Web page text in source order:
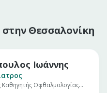
Θεσσαλονίκη
Ιωάννης
Καθηγητής Οφθαλμολογίας